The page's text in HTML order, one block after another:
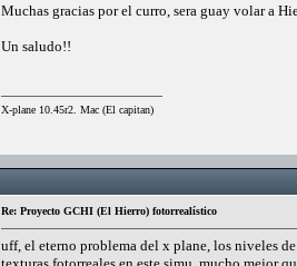
Muchas gracias por el curro, sera guay volar a
Un saludo!!
X-plane 10.45r2. Mac (El capitan)
Re: Proyecto GCHI (El Hierro) fotorrealístico
uff, el eterno problema del x plane, los niveles